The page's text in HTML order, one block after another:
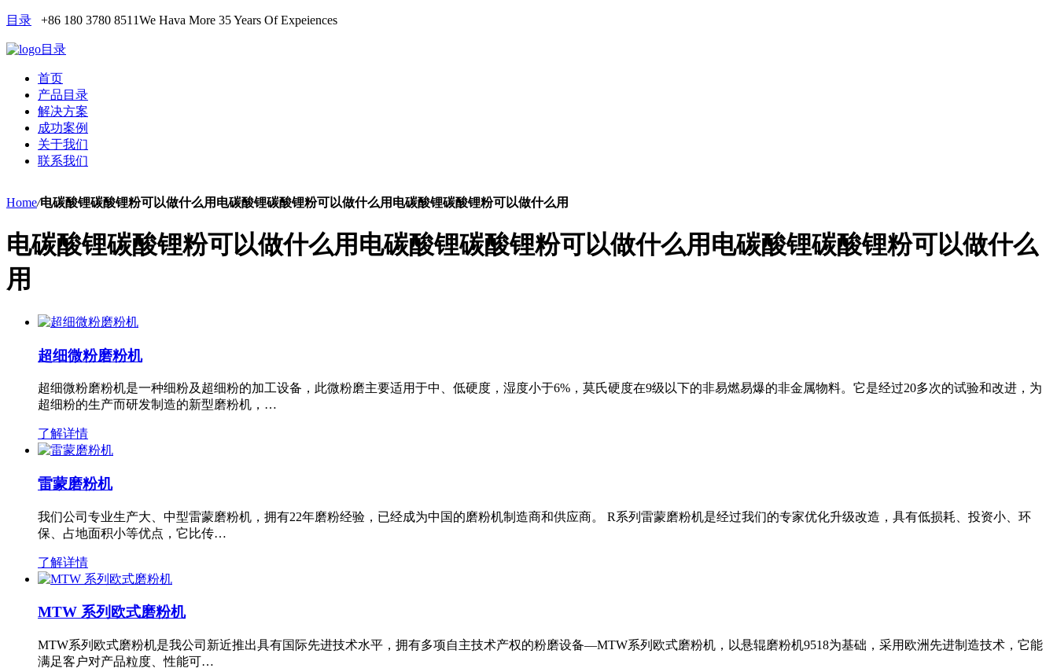
目录 +86 180 3780 8511We Hava More 35 Years Of Expeiences
目录
首页
产品目录
解决方案
成功案例
关于我们
联系我们
Home/电碳酸锂碳酸锂粉可以做什么用电碳酸锂碳酸锂粉可以做什么用电碳酸锂碳酸锂粉可以做什么用
电碳酸锂碳酸锂粉可以做什么用电碳酸锂碳酸锂粉可以做什么用电碳酸锂碳酸锂粉可以做什么
用
超细微粉磨粉机
超细微粉磨粉机是一种细粉及超细粉的加工设备，此微粉磨主要适用于中、低硬度，湿度小于6%，莫氏硬度在9级以下的非易燃易爆的非金属物料。它是经过20多次的试验和改进，为
超细粉的生产而研发制造的新型磨粉机，…
了解详情
雷蒙磨粉机
我们公司专业生产大、中型雷蒙磨粉机，拥有22年磨粉经验，已经成为中国的磨粉机制造商和供应商。 R系列雷蒙磨粉机是经过我们的专家优化升级改造，具有低损耗、投资小、环
保、占地面积小等优点，它比传…
了解详情
MTW 系列欧式磨粉机
MTW系列欧式磨粉机是我公司新近推出具有国际先进技术水平，拥有多项自主技术产权的粉磨设备—MTW系列欧式磨粉机，以悬辊磨粉机9518为基础，采用欧洲先进制造技术，它能
满足客户对产品粒度、性能可…